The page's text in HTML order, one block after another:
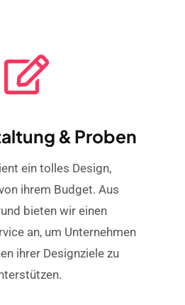
& Proben
ein tolles Design,
ihrem Budget. Aus
bieten wir einen
an, um Unternehmen
ihrer Designziele zu